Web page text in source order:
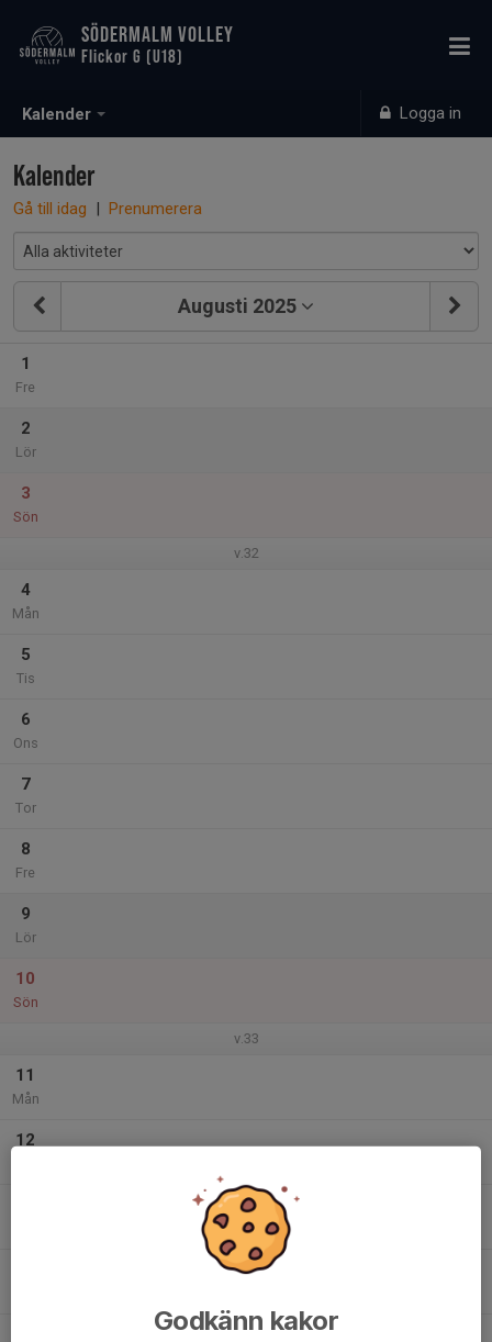
Kalender Logga in
SÖDERMALM VOLLEY
Flickor G (U18)
Kalender
Gå till idag | Prenumerera
Augusti 2025
1
Fre
2
Lör
3
Sön
v.32
4
Mån
5
Tis
6
Ons
7
Tor
8
Fre
9
Lör
10
Sön
v.33
11
Mån
12
Godkänn kakor